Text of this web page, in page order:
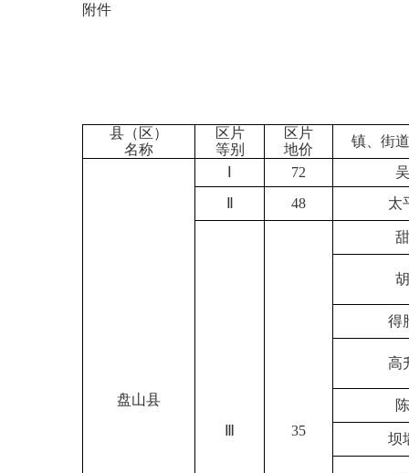
附件
县（区）
名称
区片
等别
区片
地价
镇、街
盘山县
72
48 太
35
得
高
坝